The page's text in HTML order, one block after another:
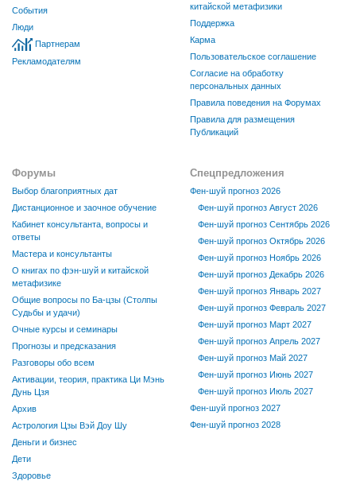
События
Люди
Партнерам
Рекламодателям
китайской метафизики
Поддержка
Карма
Пользовательское соглашение
Согласие на обработку
персональных данных
Правила поведения на Форумах
Правила для размещения
Публикаций
Форумы
Выбор благоприятных дат
Дистанционное и заочное обучение
Кабинет консультанта, вопросы и
ответы
Мастера и консультанты
О книгах по фэн-шуй и китайской
метафизике
Общие вопросы по Ба-цзы (Столпы
Судьбы и удачи)
Очные курсы и семинары
Прогнозы и предсказания
Разговоры обо всем
Активации, теория, практика Ци Мэнь
Дунь Цзя
Архив
Астрология Цзы Вэй Доу Шу
Деньги и бизнес
Дети
Здоровье
Спецпредложения
Фен-шуй прогноз 2026
Фен-шуй прогноз Август 2026
Фен-шуй прогноз Сентябрь 2026
Фен-шуй прогноз Октябрь 2026
Фен-шуй прогноз Ноябрь 2026
Фен-шуй прогноз Декабрь 2026
Фен-шуй прогноз Январь 2027
Фен-шуй прогноз Февраль 2027
Фен-шуй прогноз Март 2027
Фен-шуй прогноз Апрель 2027
Фен-шуй прогноз Май 2027
Фен-шуй прогноз Июнь 2027
Фен-шуй прогноз Июль 2027
Фен-шуй прогноз 2027
Фен-шуй прогноз 2028